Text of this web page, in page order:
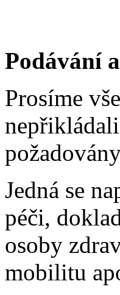
Podávání
Prosíme
Jedná se
péči,
osoby
mobilitu